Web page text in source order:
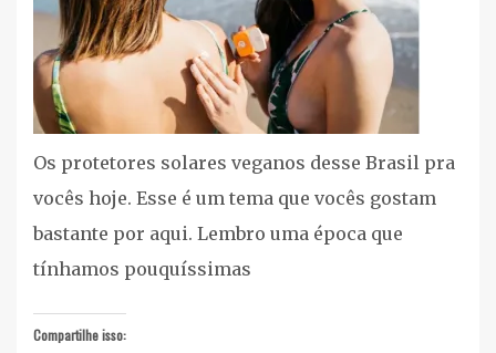
free/vegan,
Proteção
Solar
Vegan
Os protetores solares veganos desse Brasil pra
vocês hoje. Esse é um tema que vocês gostam
bastante por aqui. Lembro uma época que
tínhamos pouquíssimas
Compartilhe isso: